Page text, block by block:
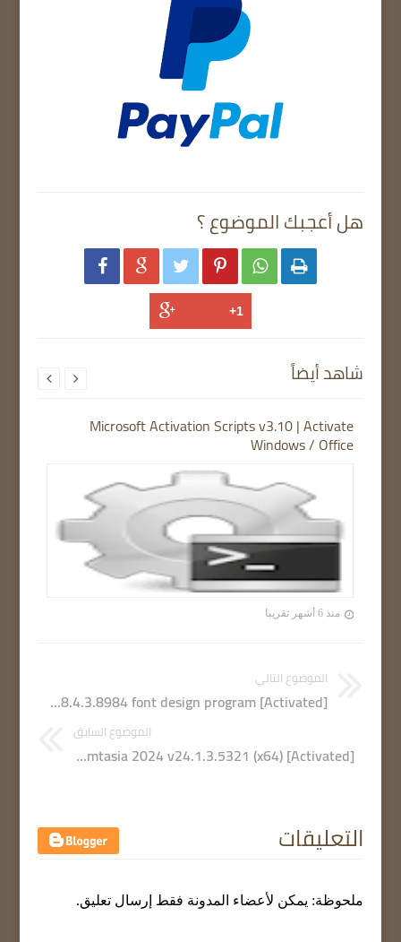
هل أعجبك الموضوع ؟
     
شاهد أيضاً
Microsoft Activation Scripts v3.10 | Activate
Windows / Office
منذ 6 أشهر تقريبا
 
الموضوع التالي
FontLab 8.4.3.8984 font design program [Activated]
الموضوع السابق
Techsmith Camtasia 2024 v24.1.3.5321 (x64) [Activated]
التعليقات
ملحوظة: يمكن لأعضاء المدونة فقط إرسال تعليق.